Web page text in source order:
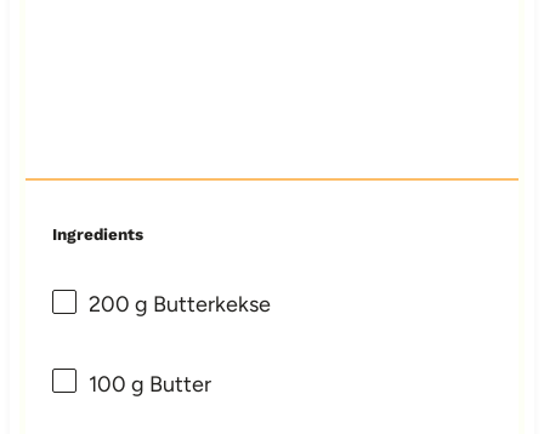
Ingredients
200 g Butterkekse
100 g Butter